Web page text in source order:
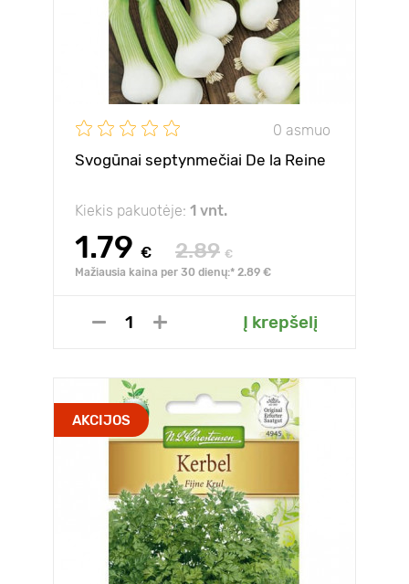
0 asmuo
Svogūnai septynmečiai De la Reine
Kiekis pakuotėje: 1 vnt.
1.79 € 2.89 €
Mažiausia kaina per 30 dienų:* 2.89 €
Į krepšelį
AKCIJOS